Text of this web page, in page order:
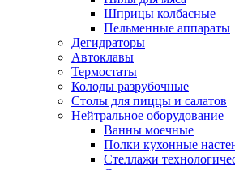
Шприцы колбасные
Пельменные аппараты
Дегидраторы
Автоклавы
Термостаты
Колоды разрубочные
Столы для пиццы и салатов
Нейтральное оборудование
Ванны моечные
Полки кухонные
Стеллажи